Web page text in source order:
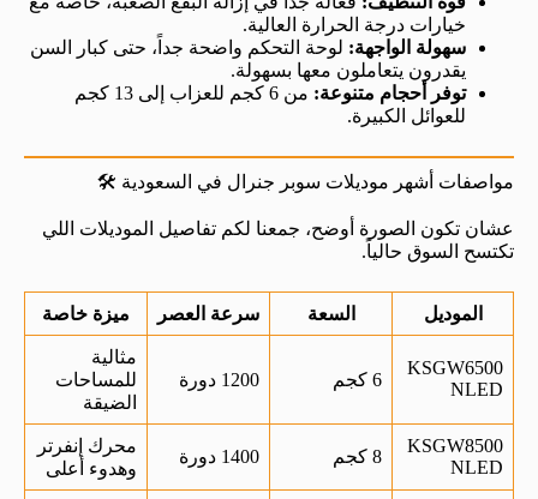
خيارات درجة الحرارة العالية.
سهولة الواجهة: لوحة التحكم واضحة جداً، حتى كبار السن
يقدرون يتعاملون معها بسهولة.
توفر أحجام متنوعة:
من 6 كجم للعزاب إلى 13 كجم
للعوائل الكبيرة.
مواصفات أشهر موديلات سوبر جنرال في السعودية 🛠️
عشان تكون الصورة أوضح، جمعنا لكم تفاصيل الموديلات اللي
تكتسح السوق حالياً.
الموديل السعة سرعة العصر ميزة خاصة
KSGW6500
NLED
6 كجم 1200 دورة
مثالية
للمساحات
الضيقة
KSGW8500
NLED
8 كجم 1400 دورة
محرك إنفرتر
وهدوء أعلى